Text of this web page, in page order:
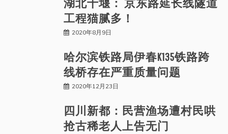
湖北十堰： 京东路延长线隧道
工程猫腻多！
2020年8月9日
哈尔滨铁路局伊春K135铁路跨
线桥存在严重质量问题
2020年12月23日
四川新都：民营渔场遭村民哄
抢古稀老人上告无门